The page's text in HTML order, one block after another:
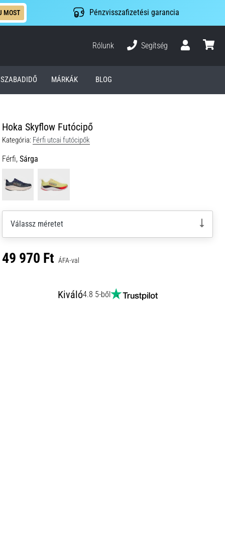
MOST Pénzvisszafizetési garancia
Rólunk
Segítség
SZABADIDŐ MÁRKÁK BLOG
Hoka Skyflow Futócipő
Kategória: Férfi utcai futócipők
Férfi, Sárga
Válassz méretet
49 970 Ft ÁFA-val
Kiváló4.8 5-ből